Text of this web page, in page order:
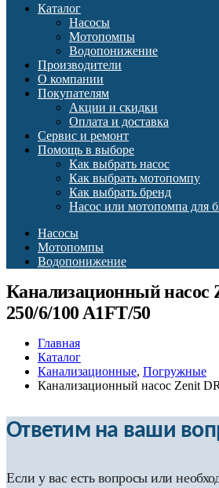
Каталог
Насосы
Мотопомпы
Водопонижение
Производители
О компании
Покупателям
Акции и скидки
Оплата и доставка
Сервис и ремонт
Помощь в выборе
Как выбрать насос
Как выбрать мотопомпу
Как выбрать бренд
Насос или мотопомпа для
Насосы
Мотопомпы
Водопонижение
Канализационный насос
250/6/100 A1FT/50
Главная
Каталог
Канализационные, Погружные
Канализационный насос Zenit
Ответим на ваши
Если у вас есть вопросы или